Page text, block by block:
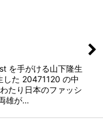
を手がける山下隆生
した 20471120 の中
たり日本のファッシ
雄が…